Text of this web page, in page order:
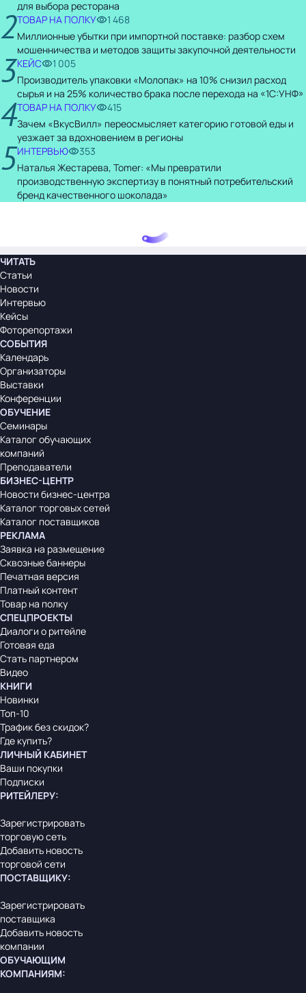
для выбора ресторана
2ТОВАР НА ПОЛКУ
1 468
Миллионные убытки при импортной поставке: разбор схем
мошенничества и методов защиты закупочной деятельности
3КЕЙС
1 005
Производитель упаковки «Молопак» на 10% снизил расход
сырья и на 25% количество брака после перехода на «1С:УНФ»
4ТОВАР НА ПОЛКУ
415
Зачем «ВкусВилл» переосмысляет категорию готовой еды и
уезжает за вдохновением в регионы
5ИНТЕРВЬЮ
353
Наталья Жестарева, Tomer: «Мы превратили
производственную экспертизу в понятный потребительский
бренд качественного шоколада»
ЧИТАТЬ
Статьи
Новости
Интервью
Кейсы
Фоторепортажи
СОБЫТИЯ
Календарь
Организаторы
Выставки
Конференции
ОБУЧЕНИЕ
Семинары
Каталог обучающих
компаний
Преподаватели
БИЗНЕС-ЦЕНТР
Новости бизнес-центра
Каталог торговых сетей
Каталог поставщиков
РЕКЛАМА
Заявка на размещение
Сквозные баннеры
Печатная версия
Платный контент
Товар на полку
СПЕЦПРОЕКТЫ
Диалоги о ритейле
Готовая еда
Стать партнером
Видео
КНИГИ
Новинки
Топ-10
Трафик без скидок?
Где купить?
ЛИЧНЫЙ КАБИНЕТ
Ваши покупки
Подписки
РИТЕЙЛЕРУ:
Зарегистрировать
торговую сеть
Добавить новость
торговой сети
ПОСТАВЩИКУ:
Зарегистрировать
поставщика
Добавить новость
компании
ОБУЧАЮЩИМ
КОМПАНИЯМ: